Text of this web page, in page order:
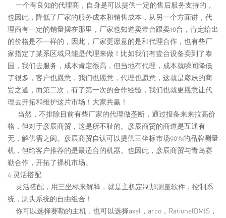
一个有良知的代理商，自身是可以提供一定的售后服务支持的，
也因此，降低了厂家的服务成本和销售成本，从另一个方面讲，代
理商有一定的销量摆在那里，厂家也知道卖壹台跟卖10台，肯定给出
的价格是不一样的，因此，厂家更愿意的是和代理合作，也有些厂
家指定了某系区域只能是代理来做！比如我们有壹台设备卖到了泰
国，我们去服务，成本肯定很高，但当地有代理，成本就瞬间降低
了很多，客户也愿意，我们也愿意，代理也愿意，这就是彦辰的商
贸之道，而第二次，有了第一次的合作经验，我们也就更愿意让代
理去开拓和维护这片市场！大家共赢！
当然，不排除目前有些厂家的代理做垄断，通过报备来来拉高价
格，但对于彦辰商贸，这是所不耻的。彦辰商贸的商道是互通有
无，解供需之阂。彦辰商贸自认可以提供三坐标市场90%的品牌测量
机，但给客户推荐的是最适合的机器。也因此，彦辰商贸与青岛赛
勒合作，开拓了裸机市场。
4.灵活搭配
灵活搭配，用三坐标来解释，就是主机定制加测量软件，控制系
统，测头系统的自由组合！
你可以选择赛勒的主机，也可以选择axel，arco，RationalDMIS，